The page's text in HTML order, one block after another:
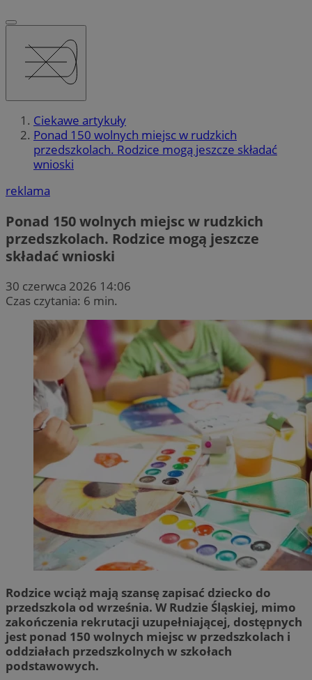
Ciekawe artykuły
Ponad 150 wolnych miejsc w rudzkich
przedszkolach. Rodzice mogą jeszcze składać
wnioski
reklama
Ponad 150 wolnych miejsc w rudzkich
przedszkolach. Rodzice mogą jeszcze
składać wnioski
30 czerwca 2026 14:06
Czas czytania: 6 min.
Rodzice wciąż mają szansę zapisać dziecko do
przedszkola od września. W Rudzie Śląskiej, mimo
zakończenia rekrutacji uzupełniającej, dostępnych
jest ponad 150 wolnych miejsc w przedszkolach i
oddziałach przedszkolnych w szkołach
podstawowych.